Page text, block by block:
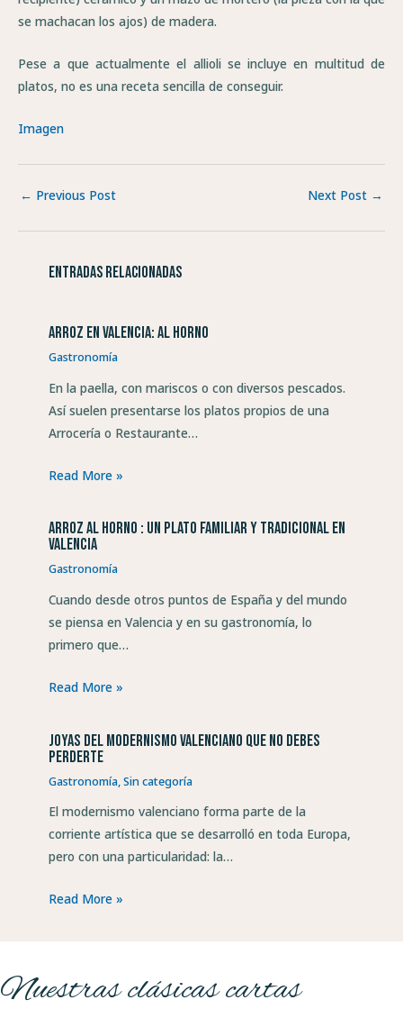
se machacan los ajos) de madera.
Pese a que actualmente el allioli se incluye en multitud de
platos, no es una receta sencilla de conseguir.
Imagen
← Previous Post Next Post →
Entradas relacionadas
Arroz en Valencia: al horno
Gastronomía
En la paella, con mariscos o con diversos pescados.
Así suelen presentarse los platos propios de una
Arrocería o Restaurante…
Read More »
Arroz al horno : un plato familiar y tradicional en
Valencia
Gastronomía
Cuando desde otros puntos de España y del mundo
se piensa en Valencia y en su gastronomía, lo
primero que…
Read More »
Joyas del modernismo valenciano que no debes
perderte
Gastronomía ,Sin categoría
El modernismo valenciano forma parte de la
corriente artística que se desarrolló en toda Europa,
pero con una particularidad: la…
Read More »
Nuestras clásicas cartas